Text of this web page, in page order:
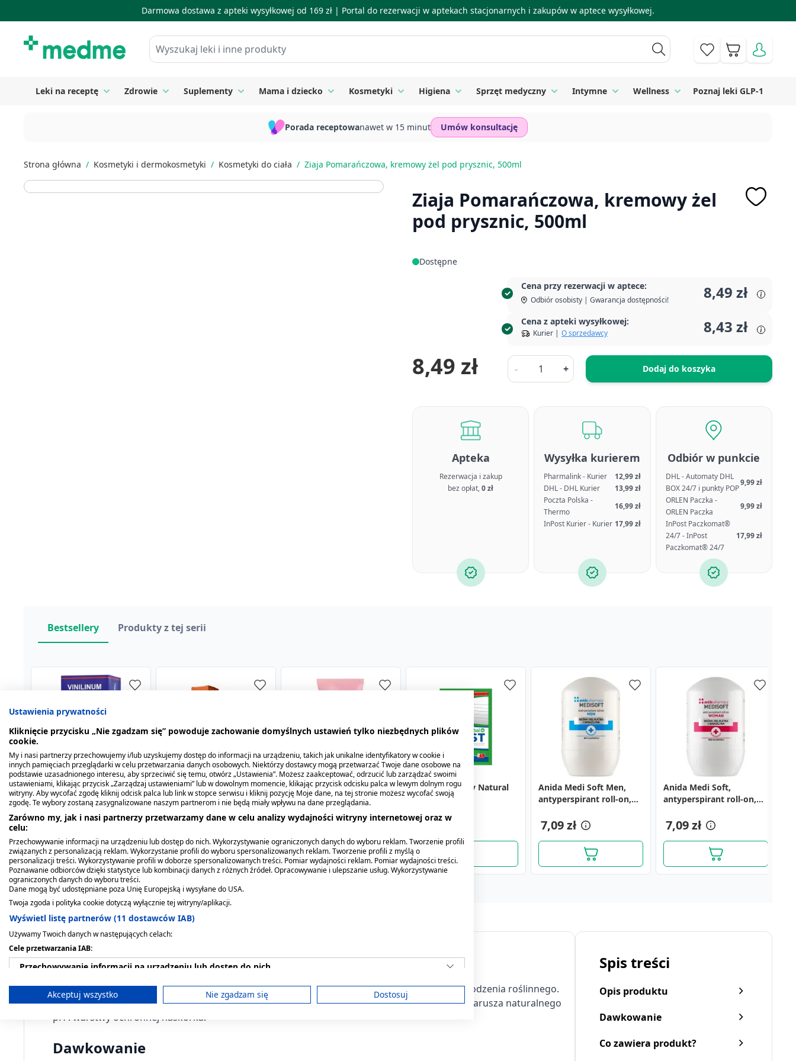
Darmowa dostawa z apteki wysyłkowej od 169 zł | Portal do rezerwacji w aptekach stacjonarnych i zakupów w aptece wysyłkowej.
Wyszukaj leki i inne produkty
Koszyk
Leki na receptę Toggle submenu for Leki na receptę
Zdrowie Toggle submenu for Zdrowie
Suplementy Toggle submenu for Suplementy
Mama i dziecko Toggle submenu for Mama i dziecko
Kosmetyki Toggle submenu for Kosmetyki
Higiena Toggle submenu for Higiena
Sprzęt medyczny Toggle submenu for Sprzęt medyczny
Intymne Toggle submenu for Intymne
Wellness Toggle submenu for Wellness
Poznaj leki GLP-1
Porada receptowanawet w 15 minut Umów konsultację
Strona główna / Kosmetyki i dermokosmetyki / Kosmetyki do ciała / Ziaja Pomarańczowa, kremowy żel pod prysznic, 500ml
Ziaja Pomarańczowa, kremowy żel
pod prysznic, 500ml
Dostępne
Cena przy rezerwacji w aptece:
Odbiór osobisty | Gwarancja dostępności! 8,49 zł
Cena z apteki wysyłkowej:
Kurier | O sprzedawcy 8,43 zł
8,49 zł -
Ilość
+ Dodaj do koszyka
Apteka
Rezerwacja i zakup
bez opłat,0 zł
Wysyłka kurierem
Pharmalink - Kurier
12,99 zł
DHL - DHL Kurier
13,99 zł
Poczta Polska -
Thermo
16,99 zł
InPost Kurier - Kurier 17,99 zł
Odbiór w punkcie
DHL - Automaty DHL
BOX 24/7 i punkty POP
9,99 zł
ORLEN Paczka -
ORLEN Paczka
9,99 zł
InPost Paczkomat®
24/7 - InPost
Paczkomat® 24/7
17,99 zł
Vinilinum, balsam
Szostakowskiego, 100 g
37,89 zł
Masc ochronna z
witamina A,
(Lab.Gal.Olsztyn), 25 g
3,79 zł
Swederm Hudsalva
Vitamin E, maść do skóry
suchej, 50 ml
24,59 zł
Plaster ziołowy Natural
Herbal, 1 szt.
1,99 zł
Anida Medi Soft Men,
antyperspirant roll-on,
wrażliwej, 50 ml
7,09 zł
Anida Medi Soft,
antyperspirant roll-on,
7,09 zł
Bestsellery Produkty z tej serii
Spis treści
Opis produktu
Dawkowanie
Co zawiera produkt?
Opis produktu
Kremowe mydło pod prysznic - energia pomarańczy.Zawiera delikatne składniki myjące pochodzenia roślinnego.
Działa łagodnie na skórę, nie wysusza jej i nie powoduje podrażnień.Przyjazna dla skóry, nie narusza naturalnego
pH i warstwy ochronnej naskórka.
Dawkowanie
Ustawienia prywatności
Kliknięcie przycisku „Nie zgadzam się” powoduje zachowanie domyślnych ustawień tylko niezbędnych plików
cookie.
My i nasi partnerzy przechowujemy i/lub uzyskujemy dostęp do informacji na urządzeniu, takich jak unikalne identyfikatory w cookie i
innych pamięciach przeglądarki w celu przetwarzania danych osobowych. Niektórzy dostawcy mogą przetwarzać Twoje dane osobowe na
podstawie uzasadnionego interesu, aby sprzeciwić się temu, otwórz „Ustawienia”. Możesz zaakceptować, odrzucić lub zarządzać swoimi
ustawieniami, klikając przycisk „Zarządzaj ustawieniami” lub w dowolnym momencie, klikając przycisk odcisku palca w lewym dolnym rogu
witryny. Aby wycofać zgodę kliknij odcisk palca lub link w stopce serwisu i kliknij pozycję Moje dane, na tej stronie możesz wycofać swoją
zgodę. Te wybory zostaną zasygnalizowane naszym partnerom i nie będą miały wpływu na dane przeglądania.
Zarówno my, jak i nasi partnerzy przetwarzamy dane w celu analizy wydajności witryny internetowej oraz w
celu:
Przechowywanie informacji na urządzeniu lub dostęp do nich. Wykorzystywanie ograniczonych danych do wyboru reklam. Tworzenie profili
związanych z personalizacją reklam. Wykorzystanie profili do wyboru spersonalizowanych reklam. Tworzenie profili z myślą o
personalizacji treści. Wykorzystywanie profili w doborze spersonalizowanych treści. Pomiar wydajności reklam. Pomiar wydajności treści.
Poznawanie odbiorców dzięki statystyce lub kombinacji danych z różnych źródeł. Opracowywanie i ulepszanie usług. Wykorzystywanie
ograniczonych danych do wyboru treści.
Dane mogą być udostępniane poza Unię Europejską i wysyłane do USA.
Twoja zgoda i polityka cookie dotyczą wyłącznie tej witryny/aplikacji.
Wyświetl listę partnerów (11 dostawców IAB)
Używamy Twoich danych w następujących celach:
Cele przetwarzania IAB:
Przechowywanie informacji na urządzeniu lub dostęp do nich
Wykorzystywanie ograniczonych danych do wyboru reklam
Akceptuj wszystko Nie zgadzam się Dostosuj